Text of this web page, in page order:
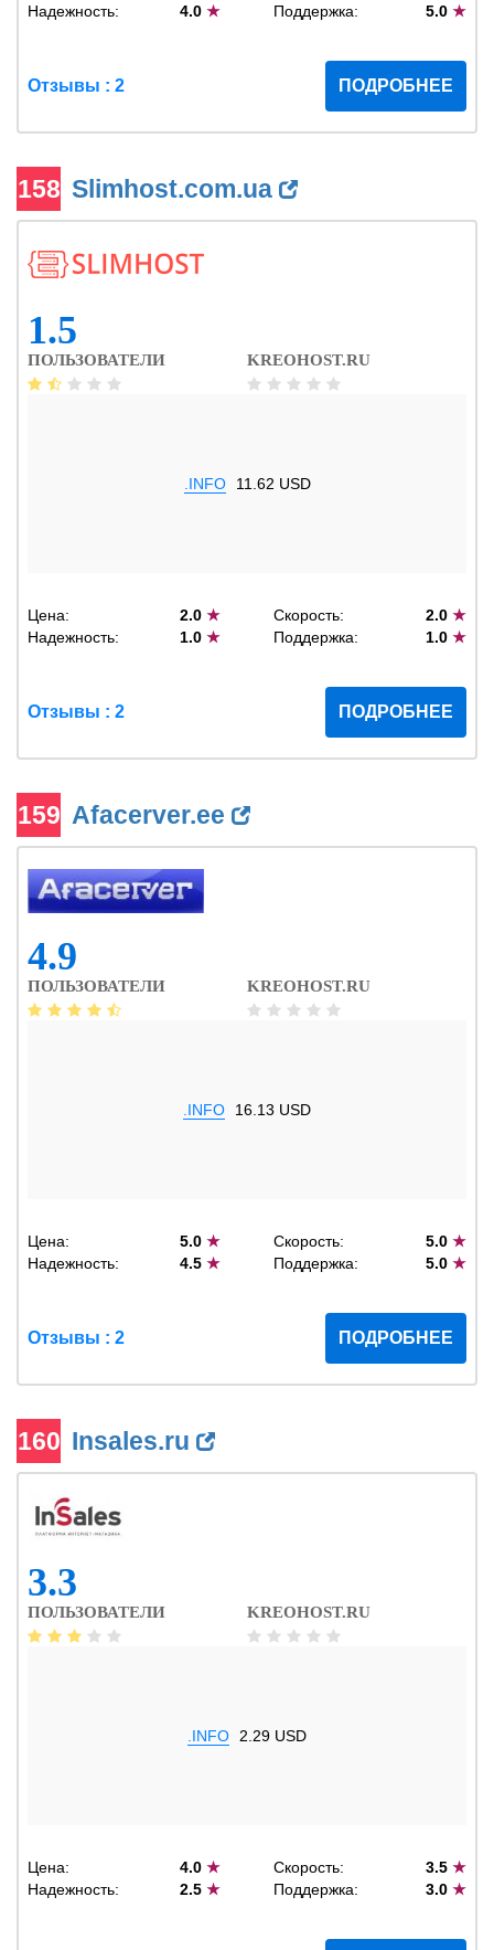
Надежность:
4.0★ Поддержка: 5.0 ★
Отзывы : 2 ПОДРОБНЕЕ
158 Slimhost.com.ua
1.5
ПОЛЬЗОВАТЕЛИ KREOHOST.RU
.INFO 11.62 USD
Цена: 2.0★ Скорость: 2.0 ★
Надежность:
1.0★ Поддержка: 1.0 ★
Отзывы : 2 ПОДРОБНЕЕ
159 Afacerver.ee
4.9
ПОЛЬЗОВАТЕЛИ KREOHOST.RU
.INFO 16.13 USD
Цена: 5.0★ Скорость: 5.0 ★
Надежность:
4.5★ Поддержка: 5.0 ★
Отзывы : 2 ПОДРОБНЕЕ
160 Insales.ru
3.3
ПОЛЬЗОВАТЕЛИ KREOHOST.RU
.INFO 2.29 USD
Цена: 4.0★ Скорость: 3.5 ★
Надежность:
2.5★ Поддержка: 3.0 ★